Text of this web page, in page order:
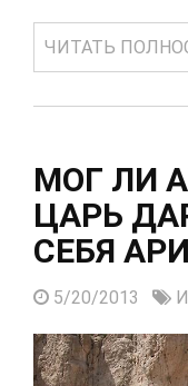
ЧИТАТЬ
МОГ ЛИ
ЦАРЬ
СЕБЯ
5/20/2013